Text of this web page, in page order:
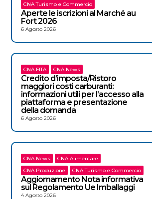
CNA Turismo e Commercio
Aperte le iscrizioni al Marché au
Fort 2026
6 Agosto 2026
CNA FITA CNA News
Credito d’imposta/Ristoro
maggiori costi carburanti:
informazioni utili per l’accesso alla
piattaforma e presentazione
della domanda
6 Agosto 2026
CNA News
CNA Alimentare
CNA Produzione
CNA Turismo e Commercio
Aggiornamento Nota informativa
sul Regolamento Ue Imballaggi
4 Agosto 2026